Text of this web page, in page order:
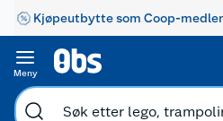
Kjøpeutbytte som Coop-
Meny